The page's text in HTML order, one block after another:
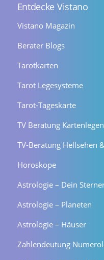
Entdecke Vistano
Vistano Magazin
Berater Blogs
Tarotkarten
Tarot Legesysteme
Tarot-Tageskarte
TV Beratung
TV-Beratung Hellsehen
Horoskope
Astrologie – Dein
Astrologie – Planeten
Astrologie – Häuser
Zahlendeutung